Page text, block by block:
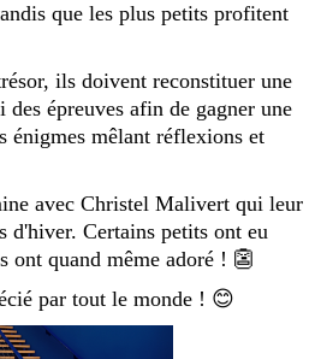
que les plus petits profitent
ils doivent reconstituer une
des épreuves afin de gagner une
énigmes mêlant réflexions et
avec Christel Malivert qui leur
d'hiver. Certains petits ont eu
ont quand même adoré ! 👺
par tout le monde ! 😊